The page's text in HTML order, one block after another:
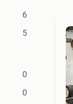
6
5
0
0